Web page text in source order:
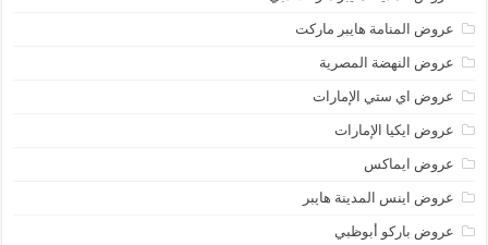
عروض المنامة هايبر ماركت
عروض النهضة المصرية
عروض اي ستي الإمارات
عروض ايكيا الإمارات
عروض ايماكس
عروض اينس المدينة هايبر
عروض باركو أبوظبي